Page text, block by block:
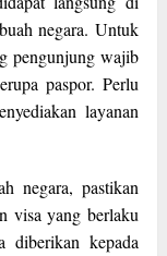
negara. Untuk
pengunjung wajib
paspor. Perlu
layanan
negara, pastikan
visa yang berlaku
kepada